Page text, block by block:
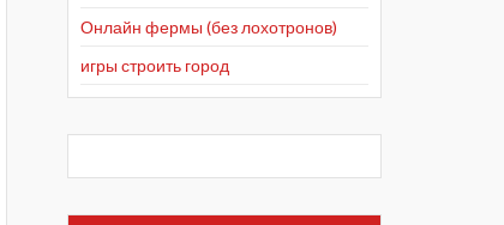
Онлайн фермы (без лохотронов)
игры строить город